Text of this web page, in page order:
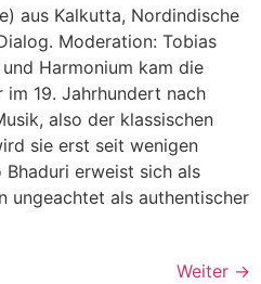
aus Kalkutta, Nordindische
Moderation: Tobias
Harmonium kam die
im 19. Jahrhundert nach
also der klassischen
sie erst seit wenigen
erweist sich als
ungeachtet als authentischer
Weiter →